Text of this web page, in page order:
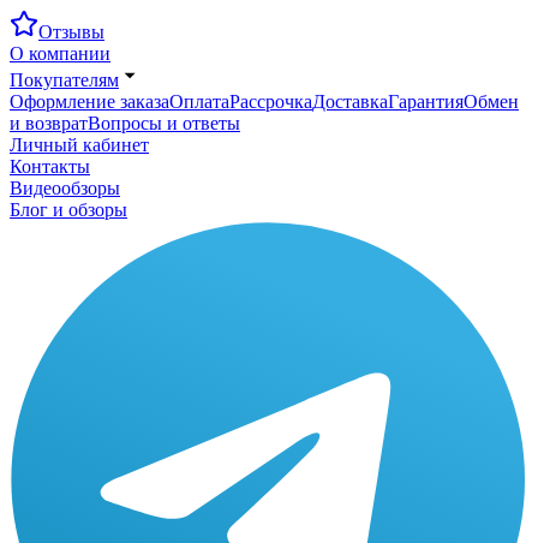
Отзывы
О компании
Покупателям
Оформление заказаОплатаРассрочкаДоставкаГарантияОбмен
и возвратВопросы и ответы
Личный кабинет
Контакты
Видеообзоры
Блог и обзоры